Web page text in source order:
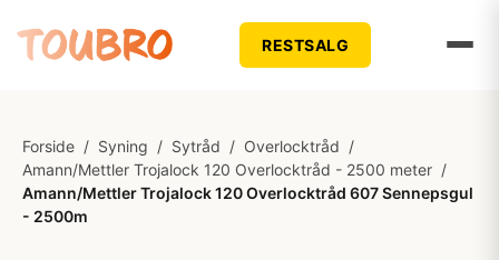
RESTSALG
Forside / Syning / Sytråd / Overlocktråd /
Amann/Mettler Trojalock 120 Overlocktråd - 2500 meter /
Amann/Mettler Trojalock 120 Overlocktråd 607 Sennepsgul
- 2500m